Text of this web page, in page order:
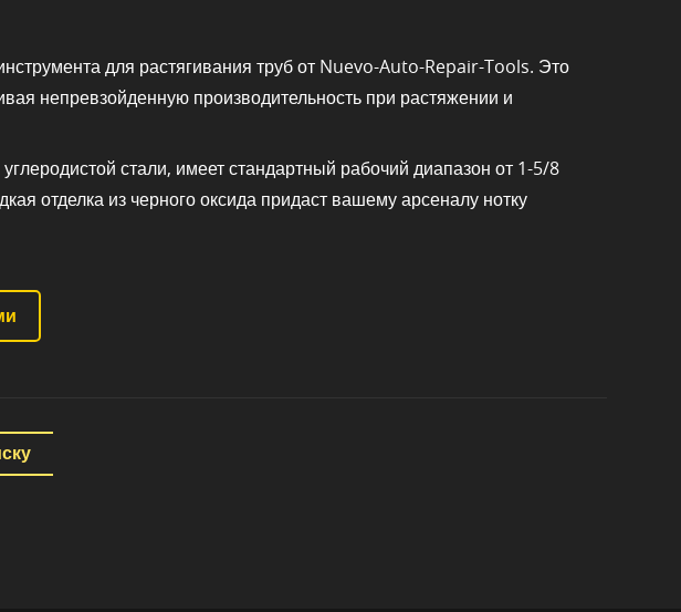
для растягивания труб от Nuevo-Auto-Repair-Tools. Это
непревзойденную производительность при растяжении и
стали, имеет стандартный рабочий диапазон от 1-5/8
отделка из черного оксида придаст вашему арсеналу нотку